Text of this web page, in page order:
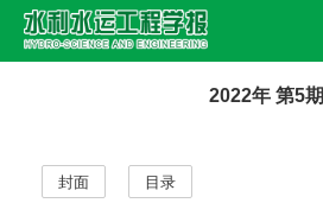
2022年 第5期
封面 目录